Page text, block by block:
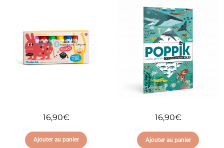
16,90€
Ajouter au panier
16,90€
Ajouter au panier